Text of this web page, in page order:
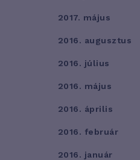
2017. május
2016. augusztus
2016. július
2016. május
2016. április
2016. február
2016. január